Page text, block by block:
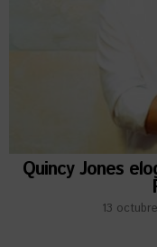
Quincy Jones
13